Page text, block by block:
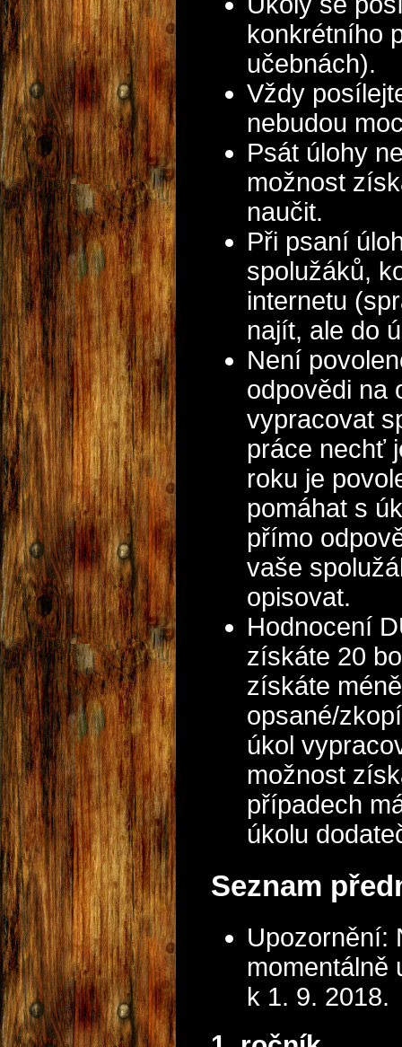
konkrétního
učebnách).
Vždy
nebudou
Psát úlohy
možnost
naučit.
Při psaní
spolužáků,
internetu
najít, ale do
Není
odpovědi na
vypracovat
práce nechť
roku je
pomáhat s
přímo
vaše
opisovat.
Hodnocení
získáte 20
získáte
opsané/
úkol
možnost
případech
úkolu
Seznam
Upozornění:
momentálně
k 1. 9. 2018.